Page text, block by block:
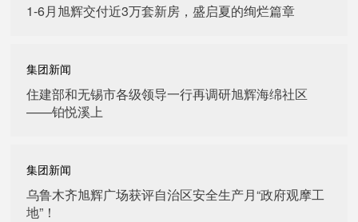
1-6月旭辉交付近3万套新房，盛启夏的绚烂篇章
集团新闻
住建部和无锡市各级领导一行再调研旭辉海绵社区
——铂悦溪上
集团新闻
乌鲁木齐旭辉广场获评自治区安全生产月“政府观摩工
地”！